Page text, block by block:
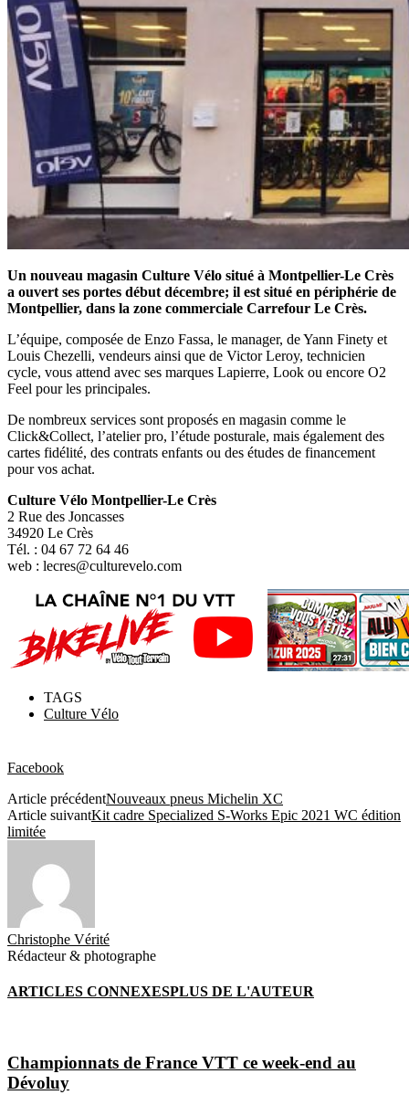
Un nouveau magasin Culture Vélo situé à Montpellier-Le Crès
a ouvert ses portes début décembre; il est situé en périphérie de
Montpellier, dans la zone commerciale Carrefour Le Crès.
L’équipe, composée de Enzo Fassa, le manager, de Yann Finety et
Louis Chezelli, vendeurs ainsi que de Victor Leroy, technicien
cycle, vous attend avec ses marques Lapierre, Look ou encore O2
Feel pour les principales.
De nombreux services sont proposés en magasin comme le
Click&Collect, l’atelier pro, l’étude posturale, mais également des
cartes fidélité, des contrats enfants ou des études de financement
pour vos achat.
Culture Vélo Montpellier-Le Crès
2 Rue des Joncasses
34920 Le Crès
Tél. : 04 67 72 64 46
web : lecres@culturevelo.com
TAGS
Culture Vélo
Facebook
Article précédentNouveaux pneus Michelin XC
Article suivantKit cadre Specialized S-Works Epic 2021 WC édition
limitée
Christophe Vérité
Rédacteur & photographe
ARTICLES CONNEXESPLUS DE L'AUTEUR
Championnats de France VTT ce week-end au
Dévoluy